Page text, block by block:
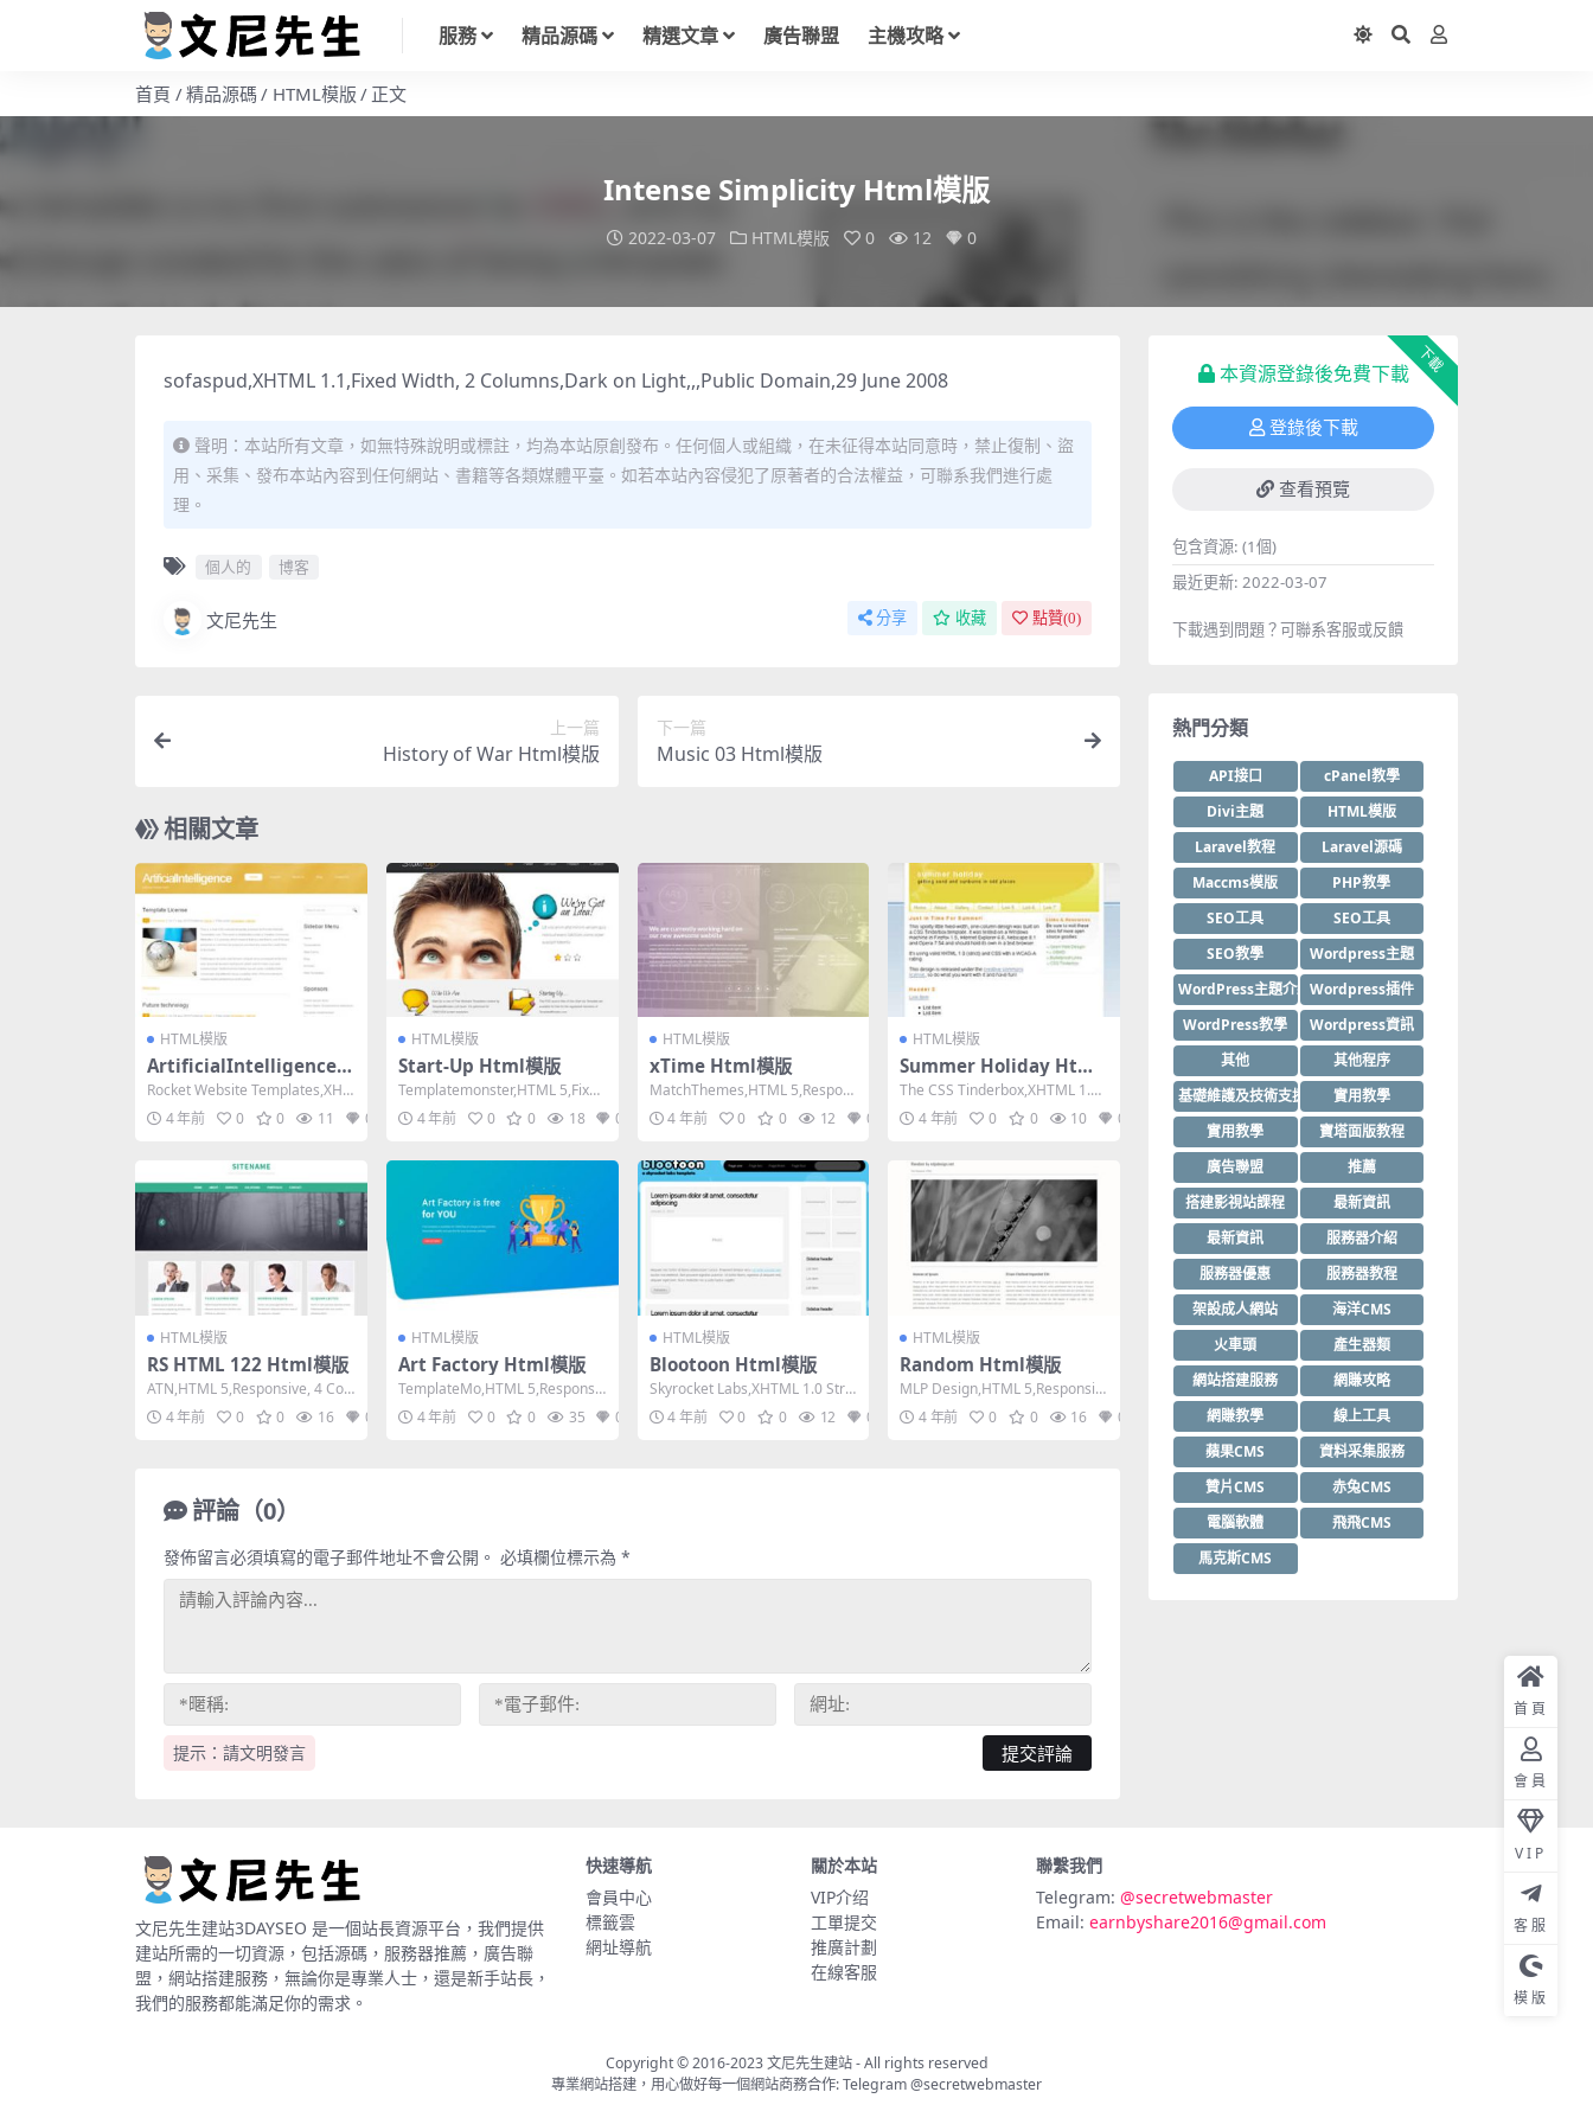
服務 精品源碼 精選文章 廣告聯盟 主機攻略
首頁 精品源碼 HTML模版 正文
Intense Simplicity Html模版
2022-03-07 HTML模版 0 12 0
sofaspud,XHTML 1.1,Fixed Width, 2 Columns,Dark on Light,,,Public Domain,29 June 2008
聲明：本站所有文章，如無特殊說明或標註，均為本站原創發布。任何個人或組織，在未征得本站同意時，禁止復制、盜
用、采集、發布本站內容到任何網站、書籍等各類媒體平臺。如若本站內容侵犯了原著者的合法權益，可聯系我們進行處
理。
個人的 博客
文尼先生 分享 收藏 點贊(0)
上一篇
History of War Html模版
下一篇
Music 03 Html模版
相關文章
HTML模版
ArtificialIntelligence
Html模版
Rocket Website Templates,XHT
ML 1.0 Trans...
4 年前 0 0 11 0
HTML模版
Start-Up Html模版
Templatemonster,HTML 5,Fixed
Width, 2 Co...
4 年前 0 0 18 0
HTML模版
xTime Html模版
MatchThemes,HTML 5,Respon
sive, 4 Columns...
4 年前 0 0 12 0
HTML模版
Summer Holiday Html
模版
The CSS Tinderbox,XHTML 1.0
Strict,Fixed...
4 年前 0 0 10 0
HTML模版
RS HTML 122 Html模版
ATN,HTML 5,Responsive, 4 Col
umns,Dark on...
4 年前 0 0 16 0
HTML模版
Art Factory Html模版
TemplateMo,HTML 5,Responsiv
e, 3 Columns,...
4 年前 0 0 35 0
HTML模版
Blootoon Html模版
Skyrocket Labs,XHTML 1.0 Stric
t,Fixed Wi...
4 年前 0 0 12 0
HTML模版
Random Html模版
MLP Design,HTML 5,Responsiv
e, 3 Columns,...
4 年前 0 0 16 0
評論（0）
提示：請文明發言
發佈留言必須填寫的電子郵件地址不會公開。 必填欄位標示為 *
下載
本資源登錄後免費下載
登錄後下載
查看預覽
包含資源: (1個)
最近更新: 2022-03-07
下載遇到問題？可聯系客服或反饋
熱門分類
API接口
cPanel教學
Divi主題
HTML模版
Laravel教程
Laravel源碼
Maccms模版
PHP教學
SEO工具
SEO工具
SEO教學
Wordpress主題
WordPress主題介紹Wordpress插件
WordPress教學
Wordpress資訊
其他
其他程序
基礎維護及技術支援
實用教學
實用教學
寶塔面版教程
廣告聯盟
推薦
搭建影視站課程
最新資訊
最新資訊
服務器介紹
服務器優惠
服務器教程
架設成人網站
海洋CMS
火車頭
產生器類
網站搭建服務
網賺攻略
網賺教學
線上工具
蘋果CMS
資料采集服務
贊片CMS
赤兔CMS
電腦軟體
飛飛CMS
馬克斯CMS
文尼先生建站3DAYSEO 是一個站長資源平台，我們提供
建站所需的一切資源，包括源碼，服務器推薦，廣告聯
盟，網站搭建服務，無論你是專業人士，還是新手站長，
我們的服務都能滿足你的需求。
快速導航
會員中心
標籤雲
網址導航
關於本站
VIP介绍
工單提交
推廣計劃
在線客服
聯繫我們
Telegram: @secretwebmaster
Email: earnbyshare2016@gmail.com
Copyright © 2016-2023文尼先生建站- All rights reserved
專業網站搭建，用心做好每一個網站商務合作: Telegram@secretwebmaster
首頁
會員
VIP
客服
模版